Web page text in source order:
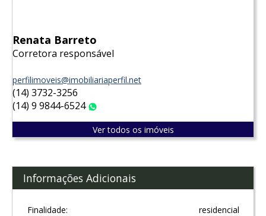
Renata Barreto
Corretora responsável
perfilimoveis@imobiliariaperfil.net
(14) 3732-3256
(14) 9 9844-6524
Ver todos os imóveis
Informações Adicionais
Finalidade: residencial